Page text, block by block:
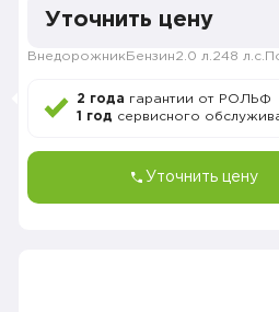
Уточнить цену
Внедорожник Бензин2.0 л. 248 л.с.
2 года гарантии от РОЛЬФ
1 год сервисного
Уточнить цену